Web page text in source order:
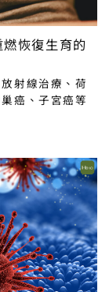
恢復生育的
射線治療、荷
癌、子宮癌等